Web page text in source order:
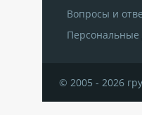
Вопросы и
© 2005 - 2026